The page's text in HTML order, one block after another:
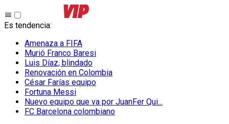
Es tendencia:
Amenaza a FIFA
Murió Franco Baresi
Luis Díaz, blindado
Renovación en Colombia
César Farías equipo
Fortuna Messi
Nuevo equipo que va por JuanFer Qui...
FC Barcelona colombiano